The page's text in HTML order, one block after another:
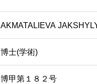
AKMATALIEVA
博士(学術)
博甲第１８２号